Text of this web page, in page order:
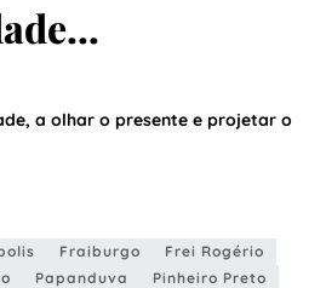
a olhar o presente e projetar o
Fraiburgo
Frei Rogério
Papanduva
Pinheiro Preto